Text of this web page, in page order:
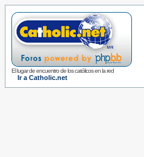
El lugar de encuentro de los católicos en la red
Ir a Catholic.net